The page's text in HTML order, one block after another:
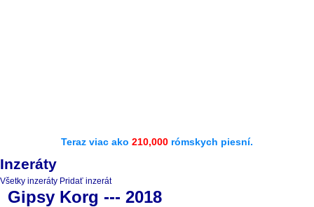
Teraz viac ako 210,000 rómskych piesní.
Inzeráty
Všetky inzeráty Pridať inzerát
Gipsy Korg --- 2018